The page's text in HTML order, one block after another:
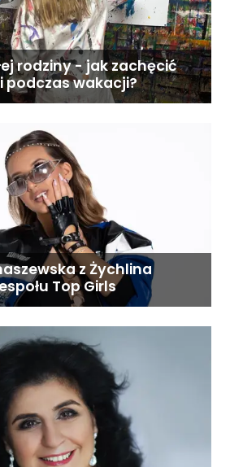
rodziny - jak zachęcić
podczas wakacji?
z Żychlina
Top Girls